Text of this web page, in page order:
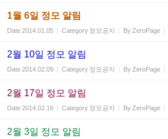
1월 6일 정모 알림
Date2014.01.05 Category 정모공지 By ZeroPage
2월 10일 정모 알림
Date2014.02.09 Category 정모공지 By ZeroPage
2월 17일 정모 알림
Date2014.02.16 Category 정모공지 By ZeroPage
2월 3일 정모 알림